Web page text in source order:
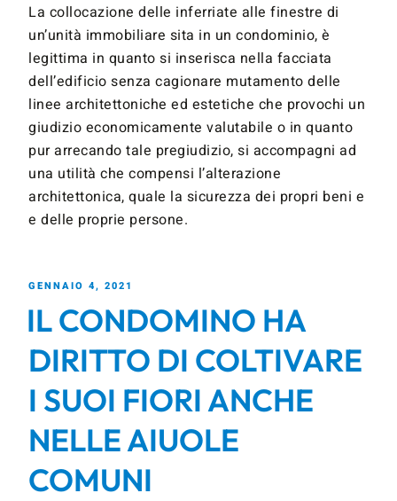
La collocazione delle inferriate alle finestre di
un’unità immobiliare sita in un condominio, è
legittima in quanto si inserisca nella facciata
dell’edificio senza cagionare mutamento delle
linee architettoniche ed estetiche che provochi un
giudizio economicamente valutabile o in quanto
pur arrecando tale pregiudizio, si accompagni ad
una utilità che compensi l’alterazione
architettonica, quale la sicurezza dei propri beni e
e delle proprie persone.
GENNAIO 4, 2021
IL CONDOMINO HA
DIRITTO DI COLTIVARE
I SUOI FIORI ANCHE
NELLE AIUOLE
COMUNI